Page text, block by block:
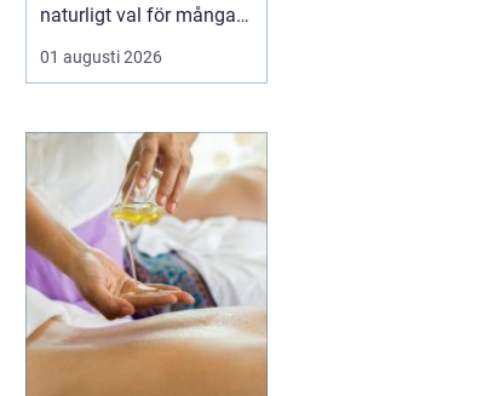
naturligt val för många
som vill arbeta med
personlig utveckling
fysisk mottagning.
Genom säkra
videosamtal kan klient
och terapeut mötas
oavsett var i l...
01 augusti 2026